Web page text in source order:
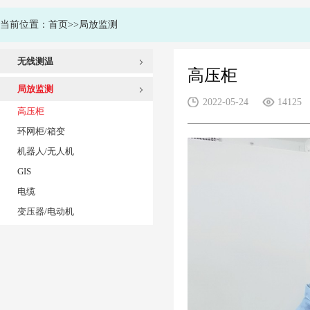
当前位置： 首页>> 局放监测
无线测温
高压柜
局放监测
高压柜
环网柜/箱变
机器人/无人机
GIS
电缆
变压器/电动机
高压柜
2022-05-24 14125